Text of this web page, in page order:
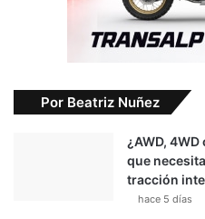
Por Beatriz Nuñez
¿AWD,
que
tracción
hace 5 días